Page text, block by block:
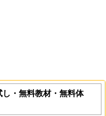
・無料教材・無料体